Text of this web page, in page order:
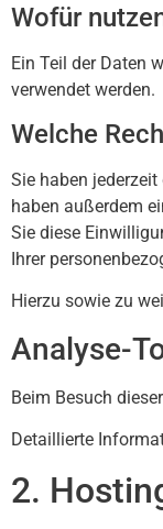
Wofür
Ein Teil der Daten
verwendet werden.
Welche
Sie haben
haben außerdem
Sie diese
Ihrer
Hierzu sowie zu
Analyse-
Beim Besuch
Detaillierte
2.